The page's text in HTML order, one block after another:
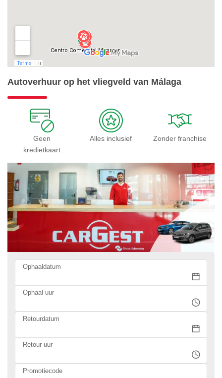
Autoverhuur op het vliegveld van Málaga
Geen
kredietkaart
Alles inclusief Zonder franchise
Ophaaldatum
Ophaal uur
Retourdatum
Retour uur
Promotiecode